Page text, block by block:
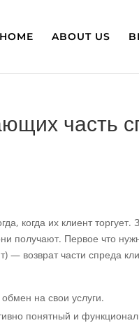
HOME ABOUT US
часть
когда их клиент
получают. Первое что
— возврат части спреда
на свои услуги.
понятный и